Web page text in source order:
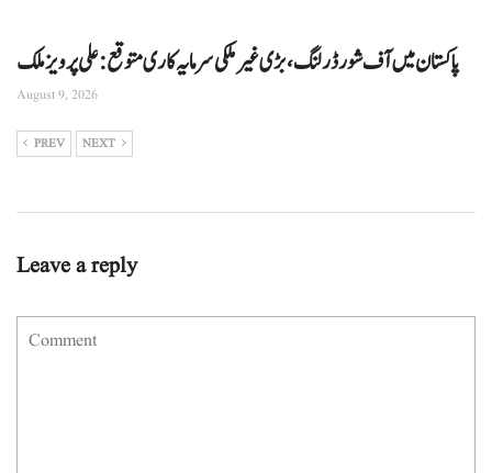
پاکستان میں آف شور ڈرلنگ، بڑی غیر ملکی سرمایہ کاری متوقع: علی پرویز ملک
August 9, 2026
PREV NEXT
Leave a reply